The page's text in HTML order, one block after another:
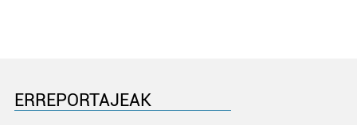
ERREPORTAJEAK